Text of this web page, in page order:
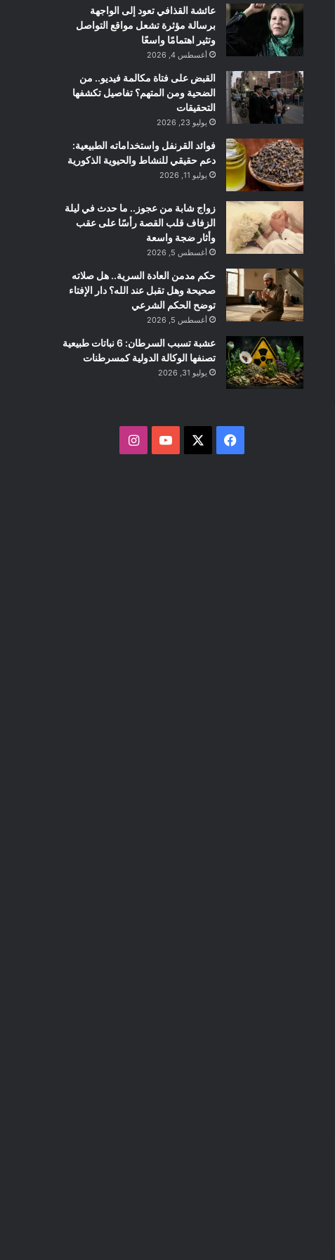
عائشة القذافي تعود إلى الواجهة
برسالة مؤثرة تشعل مواقع التواصل
وتثير اهتمامًا واسعًا
أغسطس 4, 2026
القبض على فتاة مكالمة فيديو.. من
الضحية ومن المتهم؟ تفاصيل تكشفها
التحقيقات
يوليو 23, 2026
فوائد القرنفل واستخداماته الطبيعية:
دعم حقيقي للنشاط والحيوية الذكورية
يوليو 11, 2026
زواج شابة من عجوز.. ما حدث في ليلة
الزفاف قلب القصة رأسًا على عقب
وأثار ضجة واسعة
أغسطس 5, 2026
حكم مدمن العادة السرية.. هل صلاته
صحيحة وهل تقبل عند الله؟ دار الإفتاء
توضح الحكم الشرعي
أغسطس 5, 2026
عشبة تسبب السرطان: 6 نباتات طبيعية
تصنفها الوكالة الدولية كمسرطنات
يوليو 31, 2026
ف